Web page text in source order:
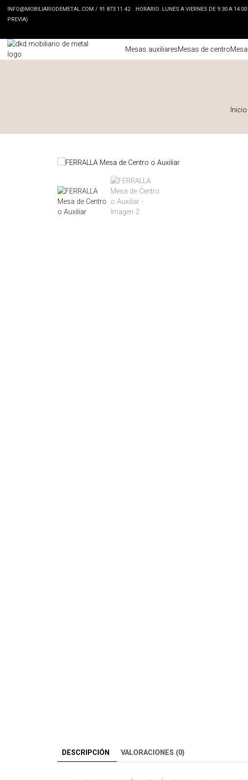
INFO@MOBILIARIODEMETAL.COM / 91 873 11 42
HORARIO: LUNES A VIERNES DE 9:30 A
PREVIA)
Mesas auxiliaresMesas de centro
Inicio
DESCRIPCIÓN VALORACIONES (0)